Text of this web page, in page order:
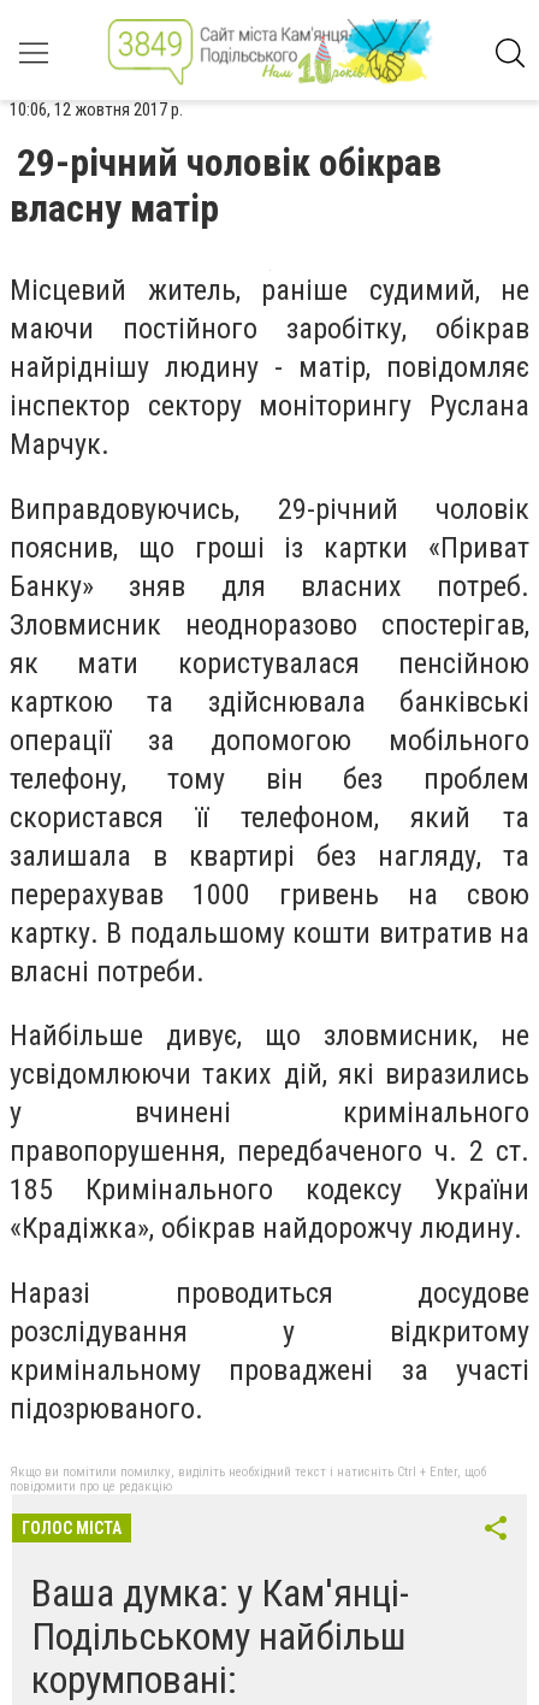
10:06, 12 жовтня 2017 р.
29-річний чоловік обікрав
власну матір
Місцевий житель, раніше судимий, не
маючи постійного заробітку, обікрав
найріднішу людину - матір, повідомляє
інспектор сектору моніторингу Руслана
Марчук.
Виправдовуючись, 29-річний чоловік
пояснив, що гроші із картки «Приват
Банку» зняв для власних потреб.
Зловмисник неодноразово спостерігав,
як мати користувалася пенсійною
карткою та здійснювала банківські
операції за допомогою мобільного
телефону, тому він без проблем
скористався її телефоном, який та
залишала в квартирі без нагляду, та
перерахував 1000 гривень на свою
картку. В подальшому кошти витратив на
власні потреби.
Найбільше дивує, що зловмисник, не
усвідомлюючи таких дій, які виразились
у вчинені кримінального
правопорушення, передбаченого ч. 2 ст.
185 Кримінального кодексу України
«Крадіжка», обікрав найдорожчу людину.
Наразі проводиться досудове
розслідування у відкритому
кримінальному проваджені за участі
підозрюваного.
Якщо ви помітили помилку, виділіть необхідний текст і натисніть Ctrl + Enter, щоб
повідомити про це редакцію
ГОЛОС МІСТА
Ваша думка: у Кам'янці-
Подільському найбільш
корумповані: